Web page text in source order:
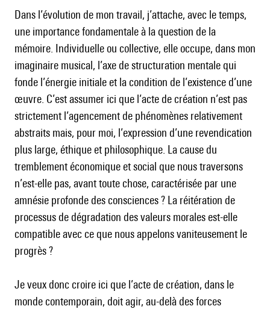
Dans l’évolution de mon travail, j’attache, avec le temps,
une importance fondamentale à la question de la
mémoire. Individuelle ou collective, elle occupe, dans mon
imaginaire musical, l’axe de structuration mentale qui
fonde l’énergie initiale et la condition de l’existence d’une
œuvre. C’est assumer ici que l’acte de création n’est pas
strictement l’agencement de phénomènes relativement
abstraits mais, pour moi, l’expression d’une revendication
plus large, éthique et philosophique. La cause du
tremblement économique et social que nous traversons
n’est-elle pas, avant toute chose, caractérisée par une
amnésie profonde des consciences ? La réitération de
processus de dégradation des valeurs morales est-elle
compatible avec ce que nous appelons vaniteusement le
progrès ?
Je veux donc croire ici que l’acte de création, dans le
monde contemporain, doit agir, au-delà des forces